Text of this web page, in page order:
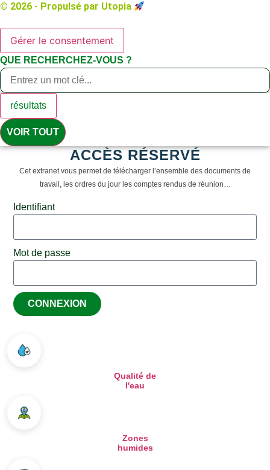
© 2026 - Propulsé par Utopia
Gérer le consentement
QUE RECHERCHEZ-VOUS ?
résultats
VOIR TOUT
ACCÈS RÉSERVÉ
Cet extranet vous permet de télécharger l’ensemble des documents de
travail, les ordres du jour les comptes rendus de réunion…
Identifiant
Mot de passe
CONNEXION
Qualité de
l'eau
Zones
humides